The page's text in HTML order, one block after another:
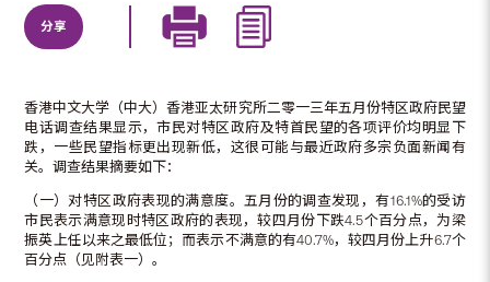
分享
香港中文大学（中大）香港亚太研究所二零一三年五月份特区政府民望
电话调查结果显示，市民对特区政府及特首民望的各项评价均明显下
跌，一些民望指标更出现新低，这很可能与最近政府多宗负面新闻有
关。调查结果摘要如下：
（一）对特区政府表现的满意度。五月份的调查发现，有16.1%的受访
市民表示满意现时特区政府的表现，较四月份下跌4.5个百分点，为梁
振英上任以来之最低位；而表示不满意的有40.7%，较四月份上升6.7个
百分点（见附表一）。